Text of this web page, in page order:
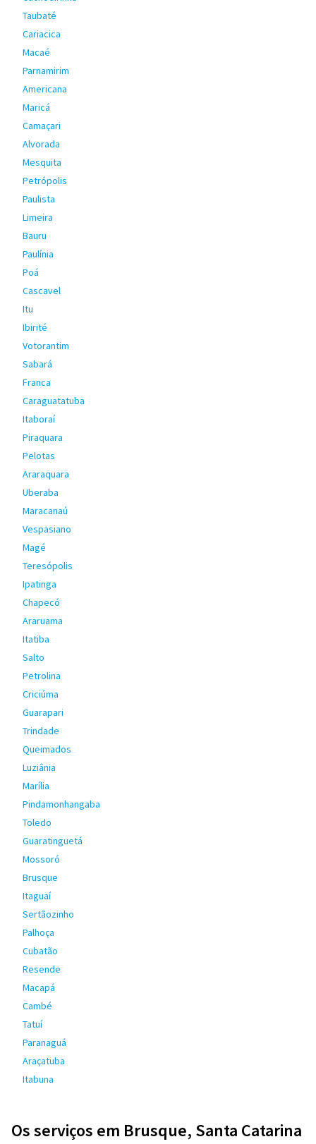
Taubaté
Cariacica
Macaé
Parnamirim
Americana
Maricá
Camaçari
Alvorada
Mesquita
Petrópolis
Paulista
Limeira
Bauru
Paulínia
Poá
Cascavel
Itu
Ibirité
Votorantim
Sabará
Franca
Caraguatatuba
Itaboraí
Piraquara
Pelotas
Araraquara
Uberaba
Maracanaú
Vespasiano
Magé
Teresópolis
Ipatinga
Chapecó
Araruama
Itatiba
Salto
Petrolina
Criciúma
Guarapari
Trindade
Queimados
Luziânia
Marília
Pindamonhangaba
Toledo
Guaratinguetá
Mossoró
Brusque
Itaguaí
Sertãozinho
Palhoça
Cubatão
Resende
Macapá
Cambé
Tatuí
Paranaguá
Araçatuba
Itabuna
Os serviços em Brusque, Santa Catarina